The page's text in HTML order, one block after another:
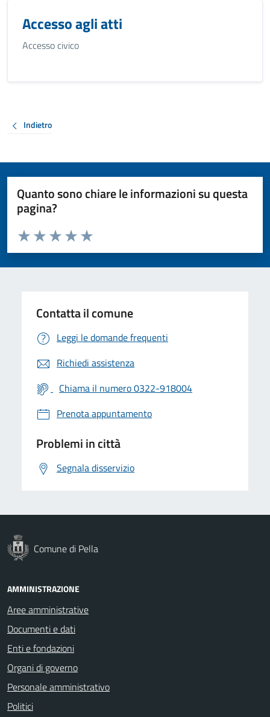
Accesso agli atti
Accesso civico
Indietro
Quanto sono chiare le informazioni su questa
pagina?
Valuta da 1 a 5 stelle la pagina
Valuta 5 stelle su 5
Valuta 4 stelle su 5
Valuta 3 stelle su 5
Valuta 2 stelle su 5
Valuta 1 stelle su 5
Contatta il comune
Leggi le domande frequenti
Richiedi assistenza
Chiama il numero 0322-918004
Prenota appuntamento
Problemi in città
Segnala disservizio
Comune di Pella
AMMINISTRAZIONE
Aree amministrative
Documenti e dati
Enti e fondazioni
Organi di governo
Personale amministrativo
Politici